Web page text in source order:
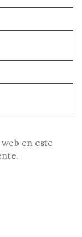
en este